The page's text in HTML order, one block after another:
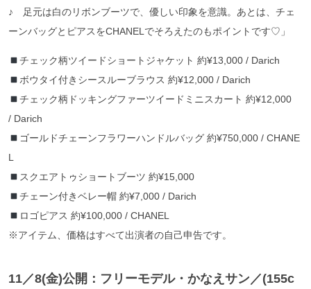
♪ 足元は白のリボンブーツで、優しい印象を意識。あとは、チェ
ーンバッグとピアスをCHANELでそろえたのもポイントです♡」
チェック柄ツイードショートジャケット 約¥13,000 / Darich
ボウタイ付きシースルーブラウス 約¥12,000 / Darich
チェック柄ドッキングファーツイードミニスカート 約¥12,000
/ Darich
ゴールドチェーンフラワーハンドルバッグ 約¥750,000 / CHANE
L
スクエアトゥショートブーツ 約¥15,000
チェーン付きベレー帽 約¥7,000 / Darich
ロゴピアス 約¥100,000 / CHANEL
※アイテム、価格はすべて出演者の自己申告です。
11／8(金)公開：フリーモデル・かなえサン ／(155c